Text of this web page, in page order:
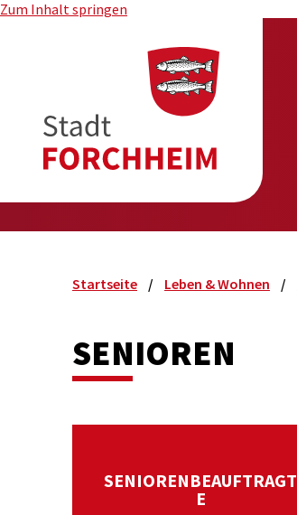
Zum Inhalt springen
Startseite Leben & Wohnen
SENIOREN
SENIORENBEAUFTRAGT
E